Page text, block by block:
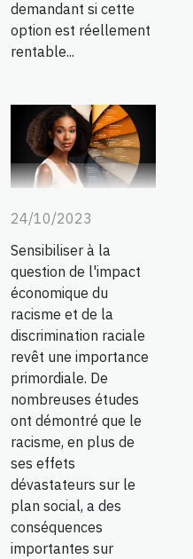
demandant si cette
option est réellement
rentable...
24/10/2023
Sensibiliser à la
question de l'impact
économique du
racisme et de la
discrimination raciale
revêt une importance
primordiale. De
nombreuses études
ont démontré que le
racisme, en plus de
ses effets
dévastateurs sur le
plan social, a des
conséquences
importantes sur